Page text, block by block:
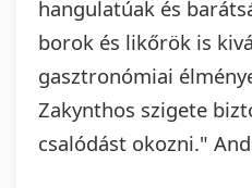
hangulatúak és
borok és likőrök is
gasztronómiai
Zakynthos szigete
csalódást okozni."